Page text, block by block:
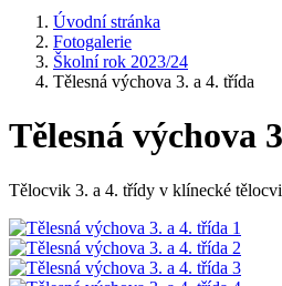
Úvodní stránka
Fotogalerie
Školní rok 2023/24
Tělesná výchova 3. a 4. třída
Tělesná výchova
Tělocvik 3. a 4. třídy v klínecké